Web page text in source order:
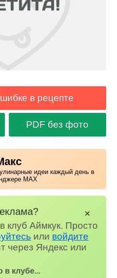
в рецепте
PDF без фото
идеи каждый день в
MAX
клуб Аймкук. Просто
или войдите
через Яндекс или
в клубе...
✕